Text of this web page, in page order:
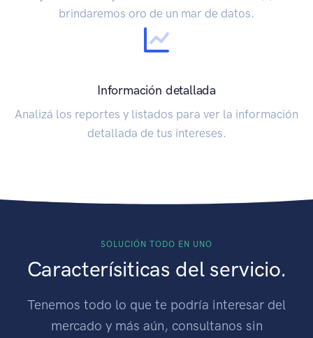
brindaremos oro de un mar de datos.
Información detallada
Analizá los reportes y listados para ver la información
detallada de tus intereses.
SOLUCIÓN TODO EN UNO
Caracterísiticas del servicio.
Tenemos todo lo que te podría interesar del
mercado y más aún, consultanos sin